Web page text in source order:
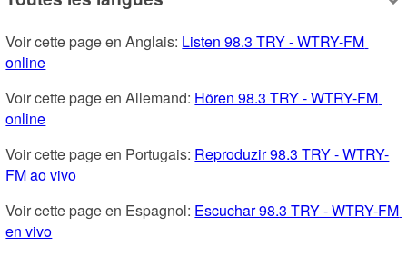
Voir cette page en Anglais: Listen 98.3 TRY - WTRY-FM
online
Voir cette page en Allemand: Hören 98.3 TRY - WTRY-FM
online
Voir cette page en Portugais: Reproduzir 98.3 TRY - WTRY-
FM ao vivo
Voir cette page en Espagnol: Escuchar 98.3 TRY - WTRY-FM
en vivo